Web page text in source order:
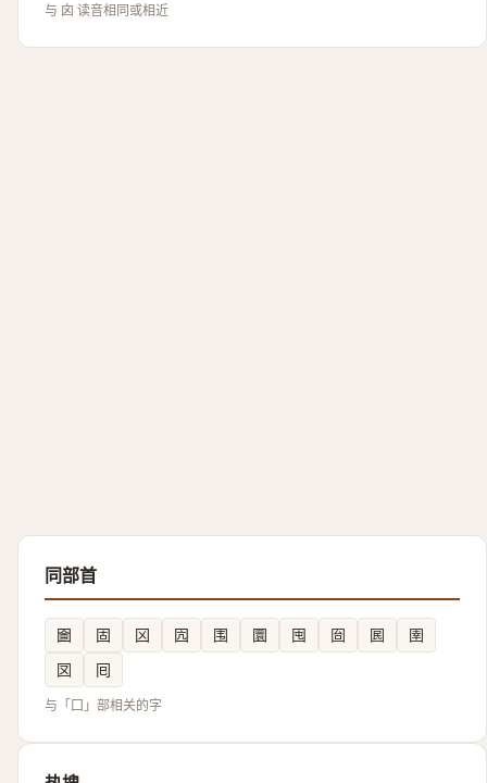
与 囟 读音相同或相近
同部首
圇 固 龱 囥 围 圜 囤 囼 囻
圉
㘝
囘
与「囗」部相关的字